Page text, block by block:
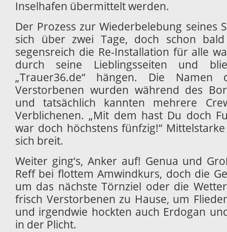
Inselhafen übermittelt werden.
Der Prozess zur Wiederbelebung seines
sich über zwei Tage, doch schon
segensreich die Re-Installation für alle
durch seine Lieblingsseiten und
„Trauer36.de“ hängen. Die
Verstorbenen wurden während des
und tatsächlich kannten mehrere
Verblichenen. „Mit dem hast Du doch
war doch höchstens fünfzig!“
sich breit.
Weiter ging‘s, Anker auf! Genua und
Reff bei flottem Amwindkurs, doch die
um das nächste Törnziel oder die
frisch Verstorbenen zu Hause, um
und irgendwie hockten auch Erdogan
in der Plicht.